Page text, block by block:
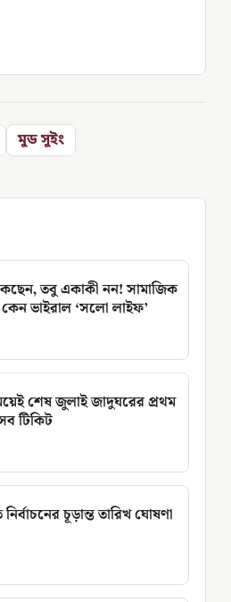
মুড সুইং
তবু একাকী নন! সামাজিক
কেন ভাইরাল ‘সলো লাইফ’
শেষ জুলাই জাদুঘরের প্রথম
টিকিট
নির্বাচনের চূড়ান্ত তারিখ ঘোষণা